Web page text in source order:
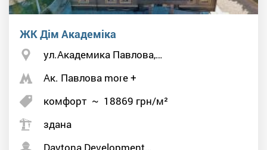
ЖК Дім Академіка
ул.Академика Павлова,…
Ак. Павлова more +
комфорт ~ 18869 грн/м²
здана